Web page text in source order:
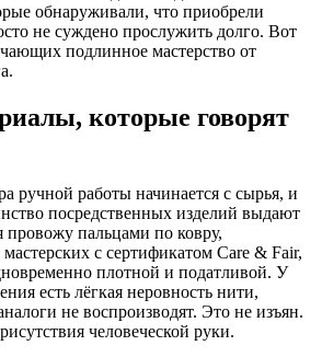
обнаруживали, что приобрели
не суждено прослужить долго. Вот
подлинное мастерство от
которые говорят
ручной работы начинается с сырья, и
посредственных изделий выдают
провожу пальцами по ковру,
с сертификатом Care & Fair,
плотной и податливой. У
есть лёгкая неровность нити,
не воспроизводят. Это не изъян.
человеческой руки.